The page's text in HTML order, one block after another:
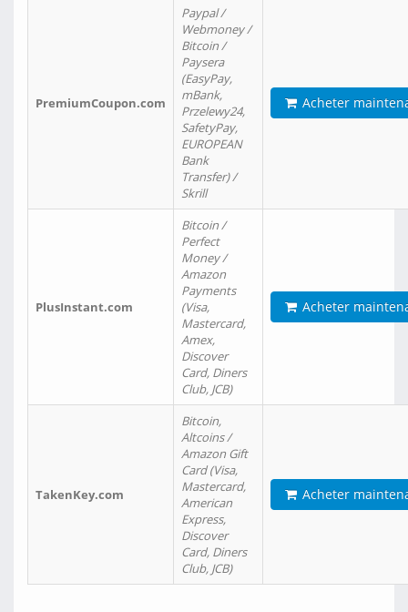
PremiumCoupon.com
Paypal /
Webmoney /
Bitcoin /
Paysera
(EasyPay,
mBank,
Przelewy24,
SafetyPay,
EUROPEAN
Bank
Transfer) /
Skrill
Acheter
PlusInstant.com
Bitcoin /
Perfect
Money /
Amazon
Payments
(Visa,
Mastercard,
Amex,
Discover
Card, Diners
Club, JCB)
Acheter
TakenKey.com
Bitcoin,
Altcoins /
Amazon Gift
Card (Visa,
Mastercard,
American
Express,
Discover
Card, Diners
Club, JCB)
Acheter